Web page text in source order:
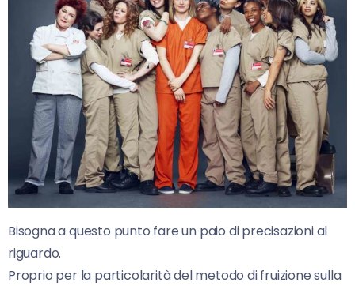
Bisogna a questo punto fare un paio di precisazioni al
riguardo.
Proprio per la particolarità del metodo di fruizione sulla